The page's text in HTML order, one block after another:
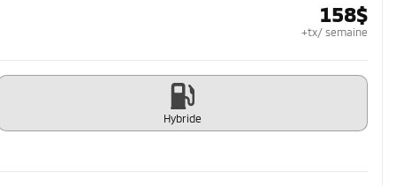
158$
+tx/ semaine
Hybride